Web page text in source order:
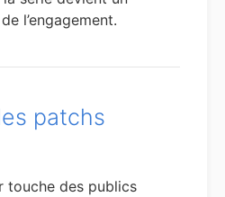
l’engagement.
patchs
touche des publics